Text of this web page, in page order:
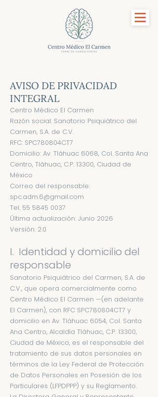
AVISO DE PRIVACIDAD
INTEGRAL
Centro Médico El Carmen
Razón social: Sanatorio Psiquiátrico del
Carmen, S.A. de C.V.
RFC: SPC780804CT7
Domicilio: Av. Tláhuac 6068, Col. Santa Ana
Centro, Tláhuac, C.P. 13300, Ciudad de
México
Correo del responsable:
spc.adm.6@gmail.com
Tel. 55 5845 0037
Última actualización: Junio 2026
Versión: 2.0
I. Identidad y domicilio del
responsable
Sanatorio Psiquiátrico del Carmen, S.A. de
C.V., que opera comercialmente como
Centro Médico El Carmen —(en adelante
El Carmen), con RFC SPC780804CT7 y
domicilio en Av. Tláhuac 6054, Col. Santa
Ana Centro, Alcaldía Tláhuac, C.P. 13300,
Ciudad de México, es el responsable del
tratamiento de sus datos personales en
términos de la Ley Federal de Protección
de Datos Personales en Posesión de los
Particulares (LFPDPPP) y su Reglamento.